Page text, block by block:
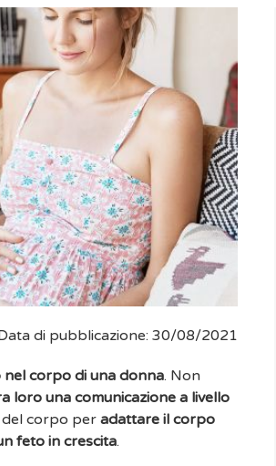
di pubblicazione: 30/08/2021
corpo di una donna. Non
loro una comunicazione a livello
corpo per adattare il corpo
feto in crescita.